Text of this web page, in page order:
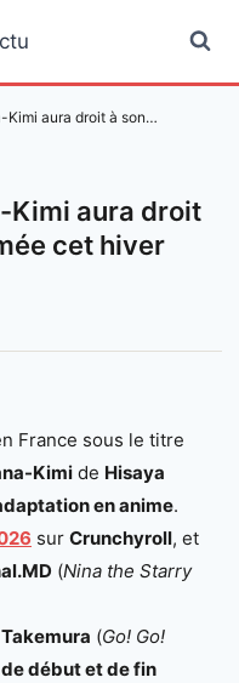
Kimi aura droit à son…
Kimi aura droit
cet hiver
France sous le titre
Kimi de Hisaya
en anime.
sur Crunchyroll, et
(Nina the Starry
(Go! Go!
début et de fin